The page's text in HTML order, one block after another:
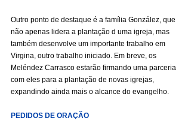
Outro ponto de destaque é a família González, que
não apenas lidera a plantação d uma igreja, mas
também desenvolve um importante trabalho em
Virgina, outro trabalho iniciado. Em breve, os
Meléndez Carrasco estarão firmando uma parceria
com eles para a plantação de novas igrejas,
expandindo ainda mais o alcance do evangelho.
PEDIDOS DE ORAÇÃO